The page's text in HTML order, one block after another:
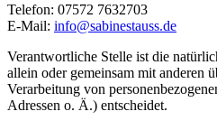
Telefon: 07572 7632703
E-Mail: info@sabinestauss.de
Verantwortliche Stelle ist die
allein oder gemeinsam mit anderen
Verarbeitung von
Adressen o. Ä.) entscheidet.